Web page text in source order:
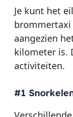
Je kunt het
aangezien
kilometer is.
activiteiten.
#1